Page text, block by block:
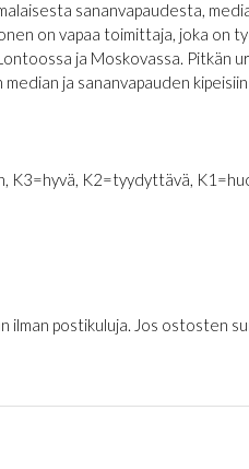
sananvapaudesta,
on vapaa toimittaja, joka on
ja Moskovassa. Pitkän
ja sananvapauden kipeisiin
K3=hyvä, K2=tyydyttävä,
postikuluja. Jos ostosten